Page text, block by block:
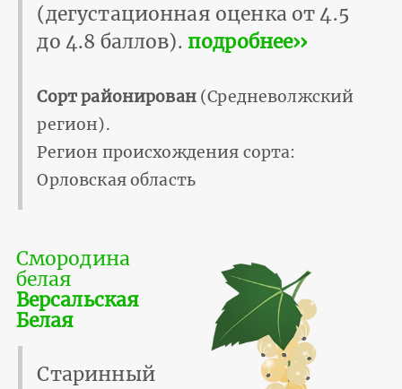
(дегустационная оценка от 4.5
до 4.8 баллов). подробнее››
Сорт районирован(Средневолжский
регион).
Регион происхождения сорта:
Орловская область
Смородина
белая
Версальская
Белая
Старинный